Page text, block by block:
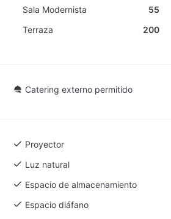
Sala Modernista 55
Terraza
200
Catering externo permitido
Proyector
Luz natural
Espacio de almacenamiento
Espacio diáfano